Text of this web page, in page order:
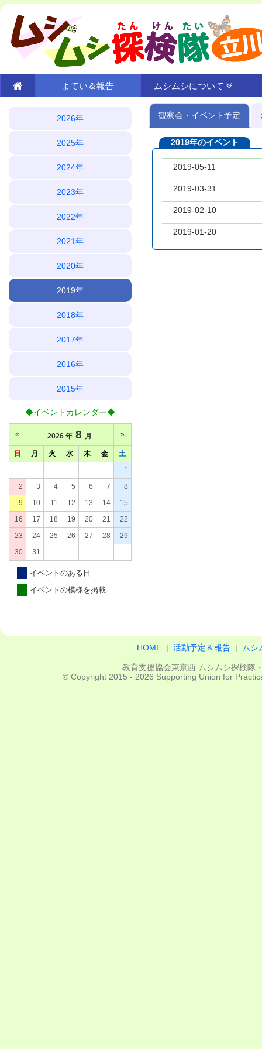
よてい＆報告 ムシムシについて
2026年
2025年
2024年
2023年
2022年
2021年
2020年
2019年
2018年
2017年
2016年
2015年
観察会・イベント予定
2019年のイベント
2019-05-11
2019-03-31
2019-02-10
2019-01-20
HOME | 活動予定＆報告 | ムシ
教育支援協会東京西 ムシムシ探検
© Copyright 2015 - 2026 Supporting Union for